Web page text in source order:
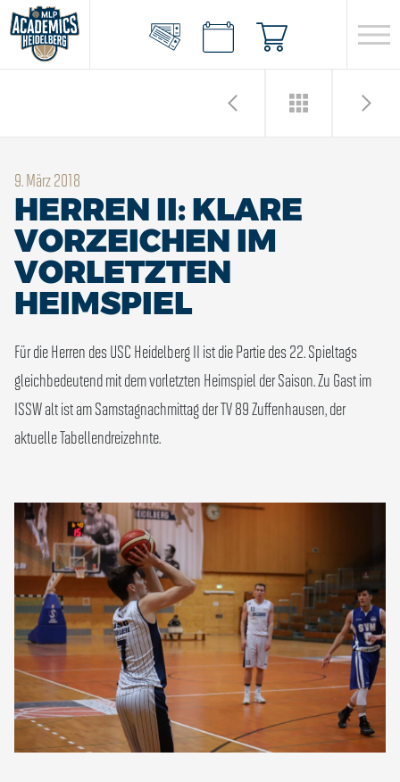
9. März 2018
HERREN II: KLARE
VORZEICHEN IM
VORLETZTEN
HEIMSPIEL
Für die Herren des USC Heidelberg II ist die Partie des 22. Spieltags
gleichbedeutend mit dem vorletzten Heimspiel der Saison. Zu Gast im
ISSW alt ist am Samstagnachmittag der TV 89 Zuffenhausen, der
aktuelle Tabellendreizehnte.